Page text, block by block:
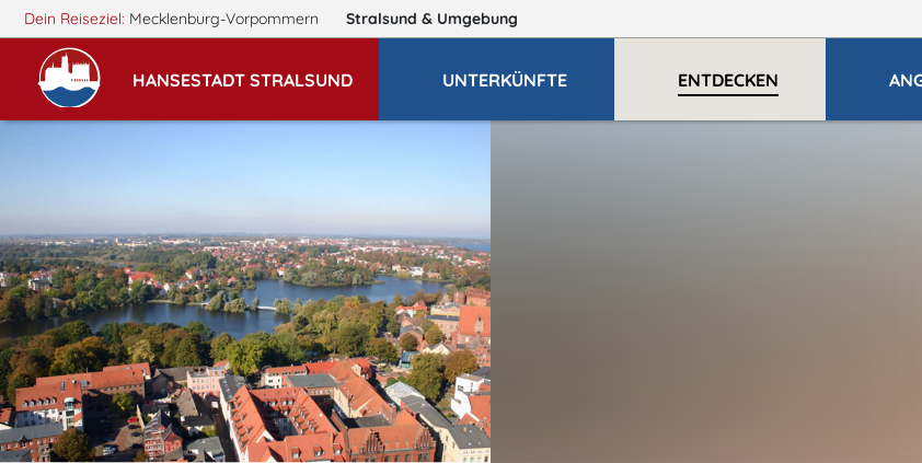
Dein Reiseziel: Mecklenburg-Vorpommern Stralsund & Umgebung
HANSESTADT STRALSUND UNTERKÜNFTE ENTDECKEN